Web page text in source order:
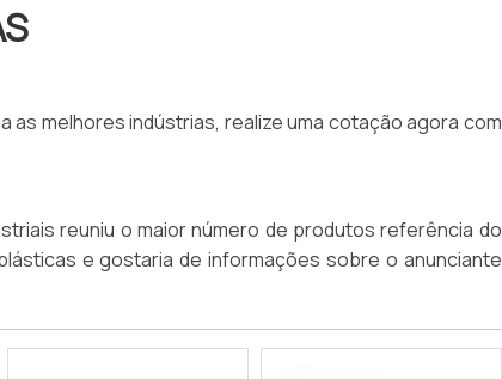
melhores indústrias, realize uma cotação agora com
reuniu o maior número de produtos referência do
e gostaria de informações sobre o anunciante